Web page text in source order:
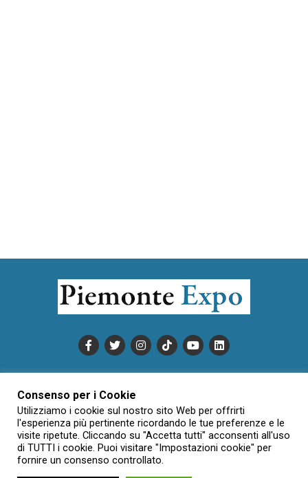
INFORMATIVA SULLA PRIVACY
CONDIZIONI DI UTILIZZO
DATI SOCIETARI
NOVAJO
CREDITS
CONTATTTI
Consenso per i Cookie
Utilizziamo i cookie sul nostro sito Web per offrirti
l'esperienza più pertinente ricordando le tue preferenze e le
visite ripetute. Cliccando su "Accetta tutti" acconsenti all'uso
di TUTTI i cookie. Puoi visitare "Impostazioni cookie" per
fornire un consenso controllato.